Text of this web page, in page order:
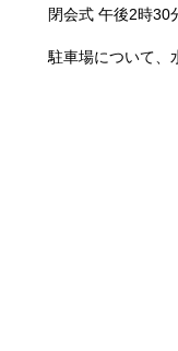
閉会式 午後2時30
駐車場について、